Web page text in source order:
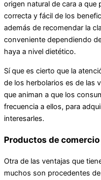
origen natural de cara a que
correcta y fácil de los
además de recomendar la
conveniente dependiendo
haya a nivel dietético.
Sí que es cierto que la
de los herbolarios es de las
que animan a que los
frecuencia a ellos, para
interesarles.
Productos de
Otra de las ventajas que
muchos son procedentes